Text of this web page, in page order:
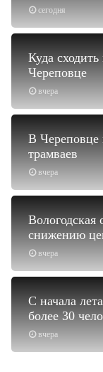
сегодня
вчера
Куда
Череповце
вчера
В Череповце
трамваев
вчера
Вологодская
снижению
вчера
С начала
более 30